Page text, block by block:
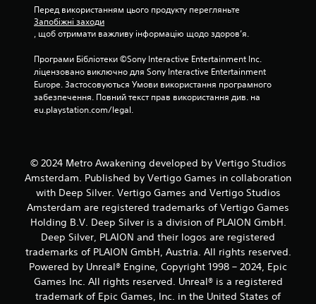
Перед використанням цього продукту перегляньте
Запобіжні заходи
, щоб отримати важливу інформацію щодо здоров’я.
Програми Бібліотеки ©Sony Interactive Entertainment Inc.
ліцензовано виключно для Sony Interactive Entertainment
Europe. Застосовуються Умови використання програмного
забезпечення. Повний текст прав використання див. на
eu.playstation.com/legal.
© 2024 Metro Awakening developed by Vertigo Studios
Amsterdam. Published by Vertigo Games in collaboration
with Deep Silver. Vertigo Games and Vertigo Studios
Amsterdam are registered trademarks of Vertigo Games
Holding B.V. Deep Silver is a division of PLAION GmbH.
Deep Silver, PLAION and their logos are registered
trademarks of PLAION GmbH, Austria. All rights reserved.
Powered by Unreal® Engine, Copyright 1998 – 2024, Epic
Games Inc. All rights reserved. Unreal® is a registered
trademark of Epic Games, Inc. in the United States of